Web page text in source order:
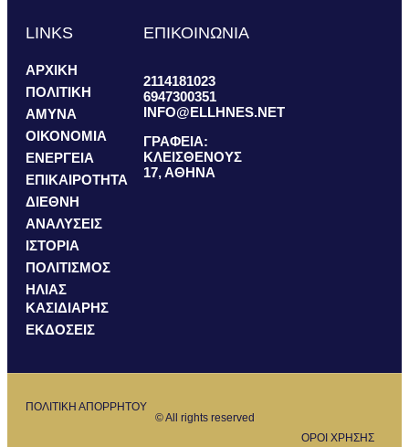
LINKS
ΑΡΧΙΚΗ
ΠΟΛΙΤΙΚΗ
ΑΜΥΝΑ
ΟΙΚΟΝΟΜΙΑ
ΕΝΕΡΓΕΙΑ
ΕΠΙΚΑΙΡΟΤΗΤΑ
ΔΙΕΘΝΗ
ΑΝΑΛΥΣΕΙΣ
ΙΣΤΟΡΙΑ
ΠΟΛΙΤΙΣΜΟΣ
ΗΛΙΑΣ
ΚΑΣΙΔΙΑΡΗΣ
ΕΚΔΟΣΕΙΣ
ΕΠΙΚΟΙΝΩΝΙΑ
2114181023
6947300351
INFO@ELLHNES.NET
ΓΡΑΦΕΙΑ:
ΚΛΕΙΣΘΕΝΟΥΣ
17, ΑΘΗΝΑ
ΠΟΛΙΤΙΚΗ ΑΠΟΡΡΗΤΟΥ
© All rights reserved
ΟΡΟΙ ΧΡΗΣΗΣ